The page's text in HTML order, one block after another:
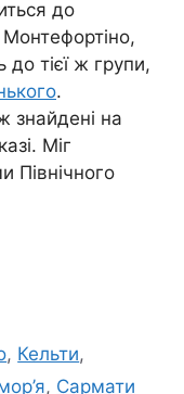
до
Монтефортіно,
тієї ж групи,
.
знайдені на
Міг
Північного
, Кельти,
, Сармати